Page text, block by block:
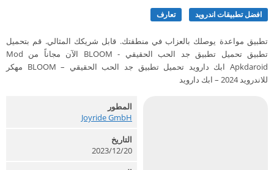
افضل تطبيقات اندرويد تعارف
تطبيق مواعدة يوصلك بالعزاب في منطقتك. قابل شريكك المثالي. قم بتحميل
تطبيق تحميل تطبيق جد الحب الحقيقي - BLOOM الآن مجاناً من Mod
Apkdaroid ابك دارويد تحميل تطبيق جد الحب الحقيقي – BLOOM مهكر
للاندرويد 2024 – ابك دارويد
المطور
Joyride GmbH‏
التاريخ
2023/12/20